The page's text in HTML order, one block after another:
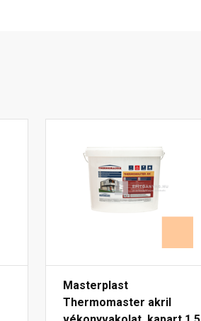
Masterplast
Thermomaster akril